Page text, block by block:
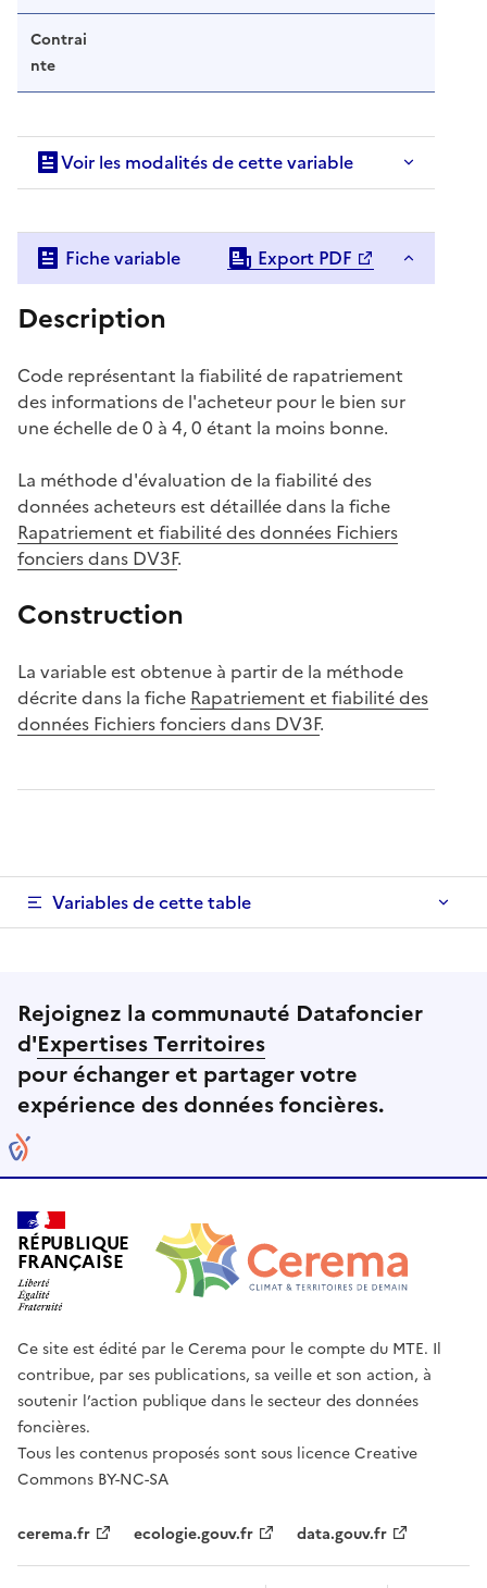
Contrai
nte
Voir les modalités de cette variable
Fiche variable Export PDF
Description
Code représentant la fiabilité de rapatriement
des informations de l'acheteur pour le bien sur
une échelle de 0 à 4, 0 étant la moins bonne.
La méthode d'évaluation de la fiabilité des
données acheteurs est détaillée dans la fiche
Rapatriement et fiabilité des données Fichiers
fonciers dans DV3F.
Construction
La variable est obtenue à partir de la méthode
décrite dans la fiche Rapatriement et fiabilité des
données Fichiers fonciers dans DV3F.
Variables de cette table
Rejoignez la communauté Datafoncier
d'Expertises Territoires
pour échanger et partager votre
expérience des données foncières.
RÉPUBLIQUE
FRANÇAISE
Ce site est édité par le Cerema pour le compte du MTE. Il
contribue, par ses publications, sa veille et son action, à
soutenir l’action publique dans le secteur des données
foncières.
Tous les contenus proposés sont sous licence Creative
Commons BY-NC-SA
cerema.fr ecologie.gouv.fr data.gouv.fr